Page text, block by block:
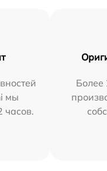
мы
часов.
Более